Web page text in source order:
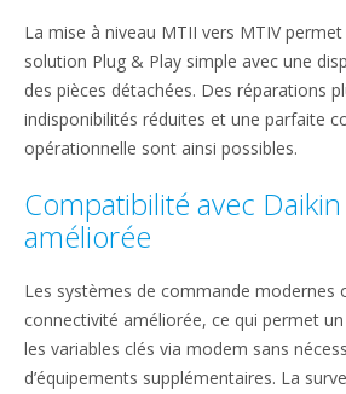
La mise à niveau MTII vers MTIV permet
solution Plug & Play simple avec une
des pièces détachées. Des réparations
indisponibilités réduites et une parfaite
opérationnelle sont ainsi possibles.
Compatibilité avec
améliorée
Les systèmes de commande modernes
connectivité améliorée, ce qui permet
les variables clés via modem sans
d’équipements supplémentaires. La